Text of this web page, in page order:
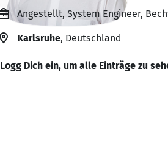
Angestellt, System Engineer,
Karlsruhe, Deutschland
Logg Dich ein, um alle Einträge zu